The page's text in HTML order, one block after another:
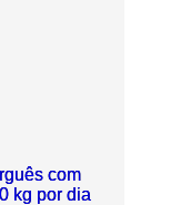
com
kg por dia